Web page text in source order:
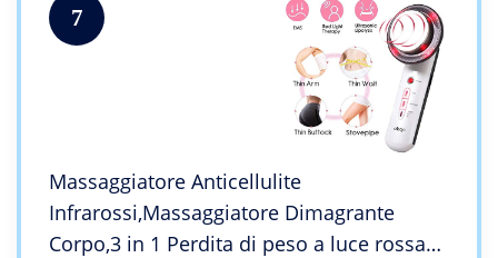
7
Massaggiatore Anticellulite
Infrarossi,Massaggiatore Dimagrante
Corpo,3 in 1 Perdita di peso a luce rossa